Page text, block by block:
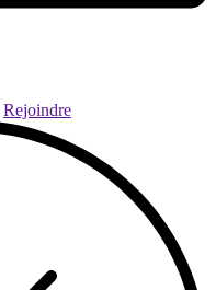
Rejoindre